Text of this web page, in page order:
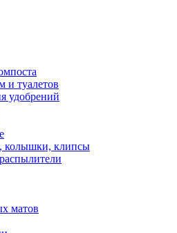
и туалетов
удобрений
колышки, клипсы
матов